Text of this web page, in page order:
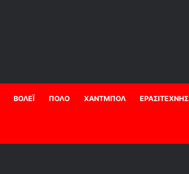
ΒΟΛΕΪ ΠΟΛΟ ΧΑΝΤΜΠΟΛ ΕΡΑΣΙΤΕΧΝΗΣ